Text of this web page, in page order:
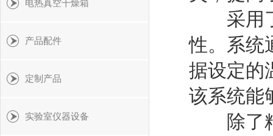
采用了
性。系统
据设定的
该系统能
除了精
电热真空干燥箱
产品配件
定制产品
实验室仪器设备